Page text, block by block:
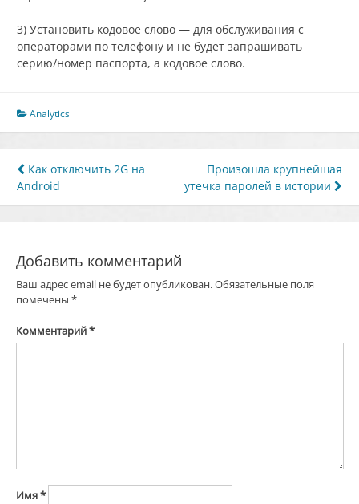
3) Установить кодовое слово — для обслуживания с
операторами по телефону и не будет запрашивать
серию/номер паспорта, а кодовое слово.
Analytics
Навигация
по
Как отключить 2G на
Android
Произошла крупнейшая
утечка паролей в истории
Добавить комментарий
Ваш адрес email не будет опубликован.Обязательные поля
помечены *
Комментарий*
Имя*